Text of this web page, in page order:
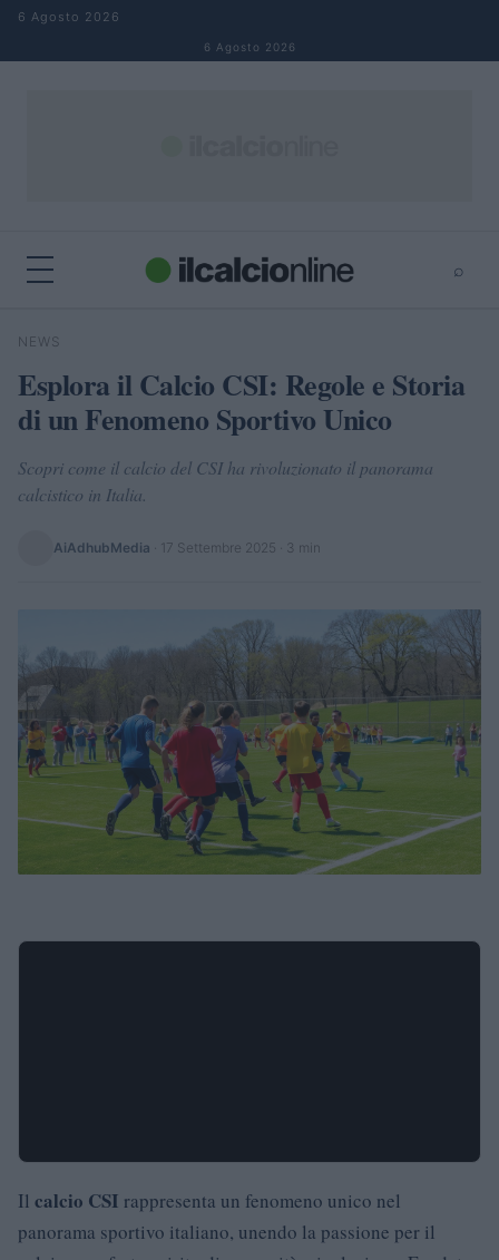
Salta al contenuto
6 Agosto 2026
6 Agosto 2026
⌕
Cerca
NEWS
Esplora il Calcio CSI: Regole e Storia
di un Fenomeno Sportivo Unico
Scopri come il calcio del CSI ha rivoluzionato il panorama
calcistico in Italia.
AiAdhubMedia 17 Settembre 2025 · 3 min
Il calcio CSI rappresenta un fenomeno unico nel
panorama sportivo italiano, unendo la passione per il